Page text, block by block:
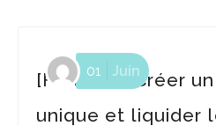
[Flatlock] Créer
unique et liquider
01 Juin